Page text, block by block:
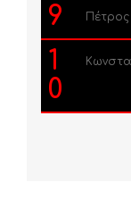
9 Πέτρος
1
0